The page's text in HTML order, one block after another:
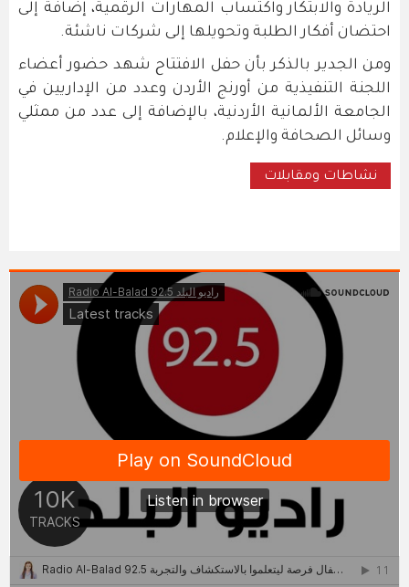
الريادة والابتكار واكتساب المهارات الرقمية، إضافة إلى
احتضان أفكار الطلبة وتحويلها إلى شركات ناشئة.
ومن الجدير بالذكر بأن حفل الافتتاح شهد حضور أعضاء
اللجنة التنفيذية من أورنج الأردن وعدد من الإداريين في
الجامعة الألمانية الأردنية، بالإضافة إلى عدد من ممثلي
وسائل الصحافة والإعلام.
نشاطات ومقابلات